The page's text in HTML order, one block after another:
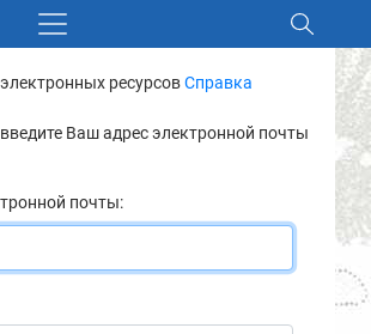
ресурсовСправка
Ваш адрес электронной почты
почты: